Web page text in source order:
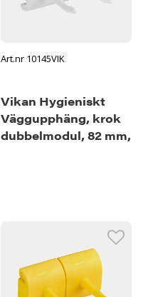
Art.nr 10145VIK
Vikan Hygieniskt
Väggupphäng, krok
dubbelmodul, 82 mm,